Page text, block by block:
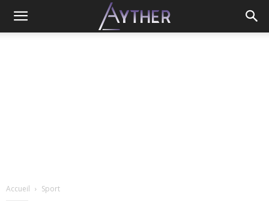
Accueil Sport